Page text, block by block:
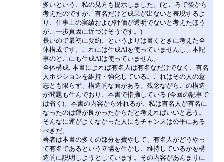
多いという、私の見方も提示しました。(ところで後から
考えたのですが、有名だけど成果が出ないと表現するよ
り、仕事上の実績および評価が透明でないと考えたほう
が、一歩真因に近づけそうです。)
長いので最初に要約、というよりは書くときに考えた全
体構成です。これには生成AIを使っていませんし、本記
事のどこにも生成AIは使っていません。
全体構成: 本書によれば有名人は有名なだけでなく、有名
人ポジションを維持・強化している。これはその人の意
志とも限らず、構造的な面がある。残念ながらこの構造
が問題も生んでおり、本書で指摘している (今回の記事で
は省く)。本書の内容から外れるが、私は有名人が有名に
なったのは運が良かったからだと考えればいいと思う。
そんなに運がよくなかった人にもチャンスは公平にある
べきだ。
著者は本書の多くの部分を費やして、有名人がどうやっ
て有名であるという立場を生かし、維持しているかを構
造的に説明しようとしています。その内容があんまりに